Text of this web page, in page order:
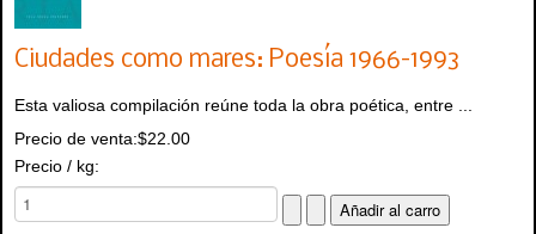
Ciudades como mares: Poesía 1966-1993
Esta valiosa compilación reúne toda la obra poética, entre ...
Precio de venta:$22.00
Precio / kg: